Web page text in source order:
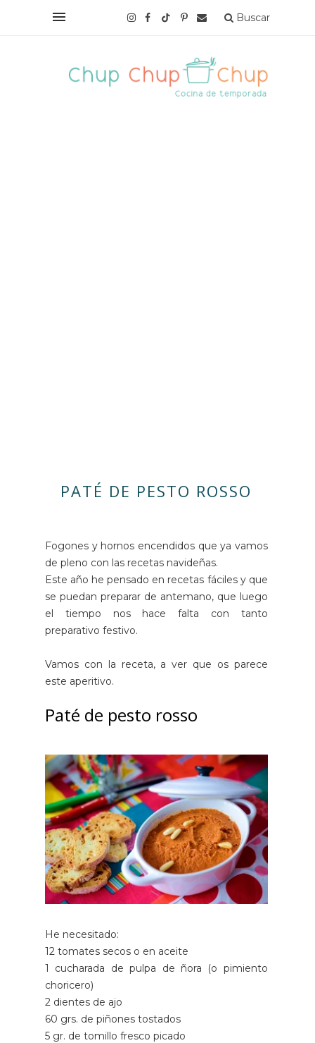
Buscar
PATÉ DE PESTO ROSSO
Fogones y hornos encendidos que ya vamos
de pleno con las recetas navideñas.
Este año he pensado en recetas fáciles y que
se puedan preparar de antemano, que luego
el tiempo nos hace falta con tanto
preparativo festivo.
Vamos con la receta, a ver que os parece
este aperitivo.
Paté de pesto rosso
He necesitado:
12 tomates secos o en aceite
1 cucharada de pulpa de ñora (o pimiento
choricero)
2 dientes de ajo
60 grs. de piñones tostados
5 gr. de tomillo fresco picado